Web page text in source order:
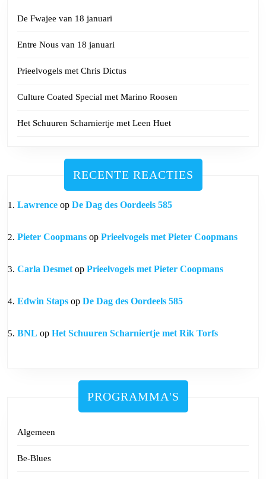
De Fwajee van 18 januari
Entre Nous van 18 januari
Prieelvogels met Chris Dictus
Culture Coated Special met Marino Roosen
Het Schuuren Scharniertje met Leen Huet
RECENTE REACTIES
Lawrence op De Dag des Oordeels 585
Pieter Coopmans op Prieelvogels met Pieter Coopmans
Carla Desmet op Prieelvogels met Pieter Coopmans
Edwin Staps op De Dag des Oordeels 585
BNL op Het Schuuren Scharniertje met Rik Torfs
PROGRAMMA'S
Algemeen
Be-Blues